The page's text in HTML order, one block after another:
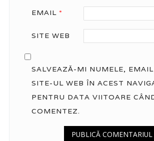
EMAIL *
SITE WEB
SALVEAZĂ-MI NUMELE,
SITE-UL WEB ÎN ACEST
PENTRU DATA VIITOARE
COMENTEZ.